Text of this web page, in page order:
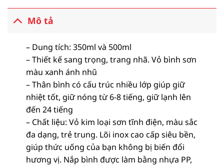
Mô tả
– Dung tích: 350ml và 500ml
– Thiết kế sang trọng, trang nhã. Vỏ bình sơn
màu xanh ánh nhũ
– Thân bình có cấu trúc nhiều lớp giúp giữ
nhiệt tốt, giữ nóng từ 6-8 tiếng, giữ lạnh lên
đến 24 tiếng
– Chất liệu: Vỏ kim loại sơn tĩnh điện, màu sắc
đa dạng, trẻ trung. Lõi inox cao cấp siêu bền,
giúp thức uống của bạn không bị biến đổi
hương vị. Nắp bình được làm bằng nhựa PP,